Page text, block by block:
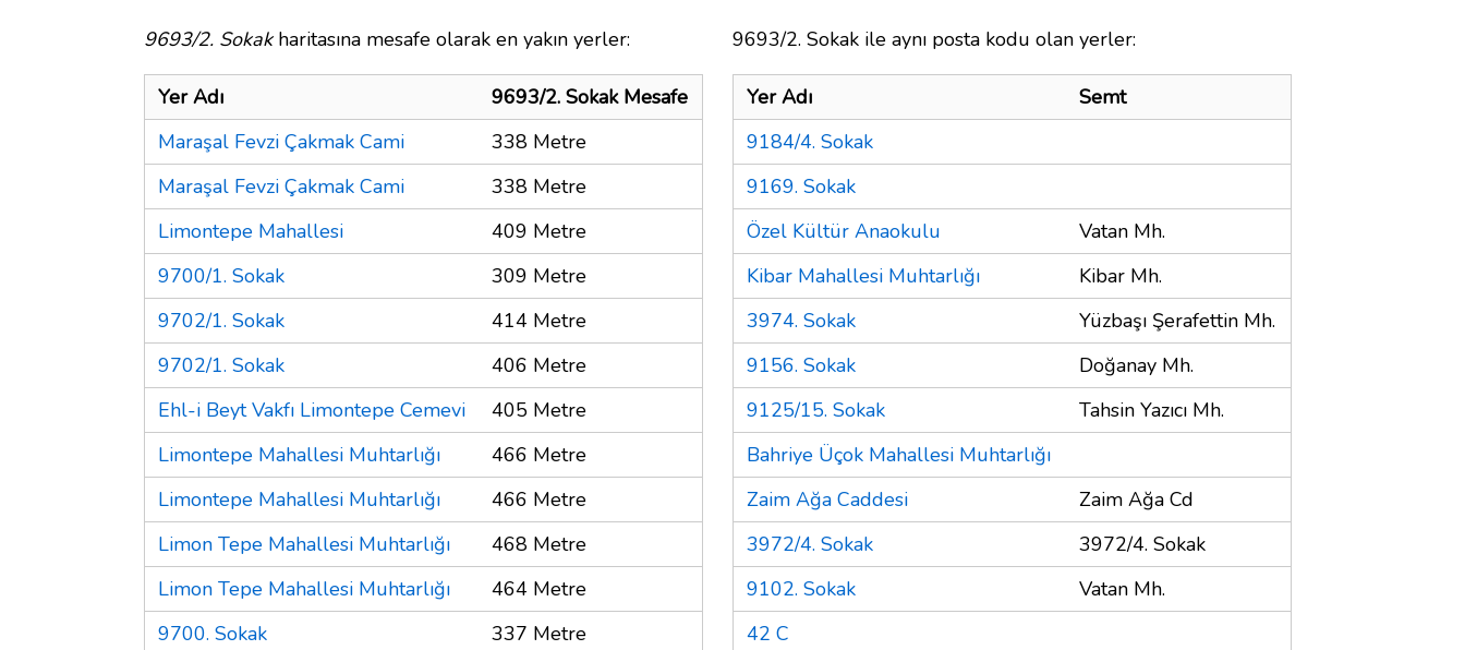
9693/2. Sokakharitasına mesafe olarak en yakın yerler:
Yer Adı
9693/2. Sokak Mesafe
Maraşal Fevzi Çakmak Cami
338 Metre
Maraşal Fevzi Çakmak Cami
338 Metre
Limontepe Mahallesi
409 Metre
9700/1. Sokak
309 Metre
9702/1. Sokak
414 Metre
9702/1. Sokak
406 Metre
Ehl-i Beyt Vakfı Limontepe Cemevi
405 Metre
Limontepe Mahallesi Muhtarlığı
466 Metre
Limontepe Mahallesi Muhtarlığı
466 Metre
Limon Tepe Mahallesi Muhtarlığı
468 Metre
Limon Tepe Mahallesi Muhtarlığı
464 Metre
9700. Sokak
337 Metre
9693/2. Sokak ile aynı posta kodu olan yerler:
Yer Adı
Semt
9184/4. Sokak
9169. Sokak
Özel Kültür Anaokulu
Vatan Mh.
Kibar Mahallesi Muhtarlığı
Kibar Mh.
3974. Sokak
Yüzbaşı Şerafettin Mh.
9156. Sokak
Doğanay Mh.
9125/15. Sokak
Tahsin Yazıcı Mh.
Bahriye Üçok Mahallesi Muhtarlığı
Zaim Ağa Caddesi
Zaim Ağa Cd
3972/4. Sokak
3972/4. Sokak
9102. Sokak
Vatan Mh.
42 C